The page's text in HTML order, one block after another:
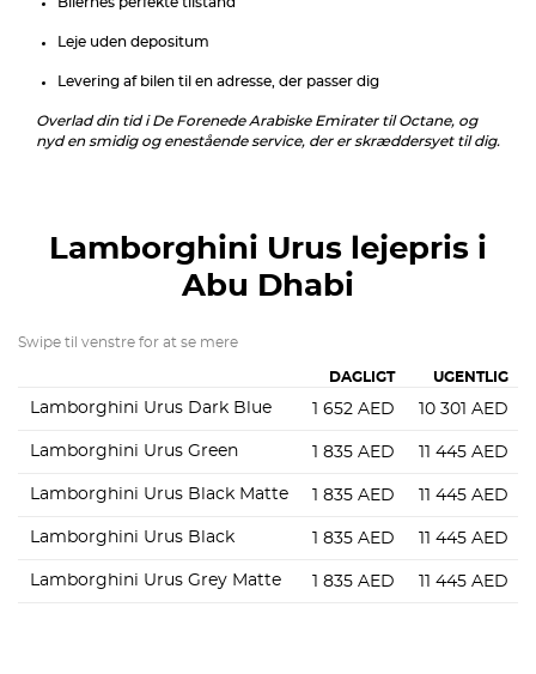
Leje uden depositum
Levering af bilen til en adresse, der passer dig
Overlad din tid i De Forenede Arabiske Emirater til Octane, og
nyd en smidig og enestående service, der er skræddersyet til dig.
Lamborghini Urus lejepris i
Abu Dhabi
Swipe til venstre for at se mere
DAGLIGT UGENTLIG
Lamborghini Urus Dark Blue 1 652 AED 10 301 AED
Lamborghini Urus Green 1 835 AED 11 445 AED
Lamborghini Urus Black Matte 1 835 AED 11 445 AED
Lamborghini Urus Black 1 835 AED 11 445 AED
Lamborghini Urus Grey Matte 1 835 AED 11 445 AED